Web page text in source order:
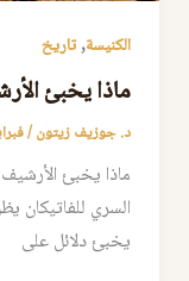
الكنيسة,تاريخ
ماذا يخبئ
د. جوزيف زيتون/فبراير
ماذا يخبئ
السري للفاتيكان
يخبئ دلائل على